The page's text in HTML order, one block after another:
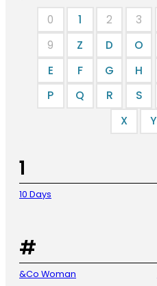
0 1 2 3
9
Z D O
E
F G H
P
Q R S
X
Y
1
10 Days
#
&Co Woman